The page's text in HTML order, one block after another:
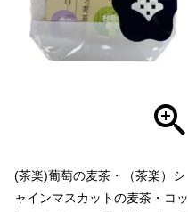
(茶楽)葡萄の麦茶・（茶楽）シ
ャインマスカットの麦茶・コッ